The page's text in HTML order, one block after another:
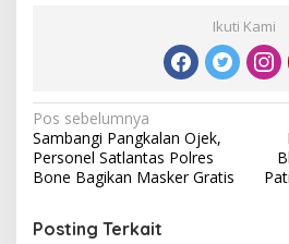
k
n
a
Ikuti Kami
N
a
v
i
Pos sebelumnya
Sambangi Pangkalan Ojek,
Personel Satlantas Polres
Bone Bagikan Masker Gratis
Posting Terkait